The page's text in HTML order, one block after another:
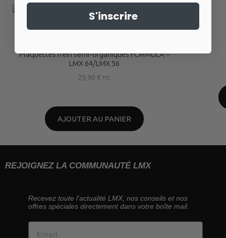
Plaquettes frein semi-organiques FORMULA –
LMX 64/LMX 56
25,90 € TTC
AJOUTER AU PANIER
REJOIGNEZ LA COMMUNAUTÉ LMX
Recevez toute l'actualité LMX, nos conseils et nos
offres spéciales directement dans votre boîte mail.
S'inscrire